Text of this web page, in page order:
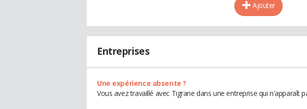
Ajouter
Entreprises
Une expérience absente ?
Vous avez travaillé avec Tigrane dans une entreprise qui n'apparaît